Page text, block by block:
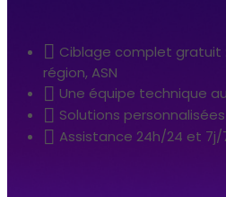
Ciblage complet gratuit
région, ASN
Une équipe technique
Solutions personnalisées
Assistance 24h/24 et 7j/